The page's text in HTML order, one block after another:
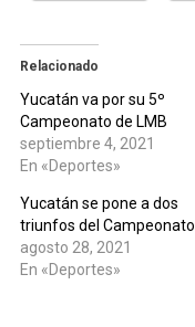
Relacionado
Yucatán va por su 5º
Campeonato de LMB
septiembre 4, 2021
En «Deportes»
Yucatán se pone a dos
triunfos del Campeonato
agosto 28, 2021
En «Deportes»